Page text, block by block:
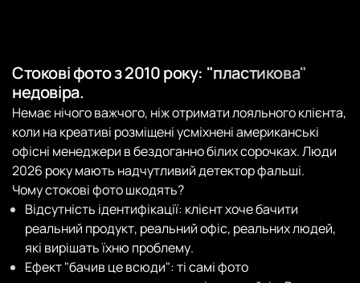
Стокові фото з 2010 року: "пластикова"
недовіра.
Немає нічого важчого, ніж отримати лояльного клієнта,
коли на креативі розміщені усміхнені американські
офісні менеджери в бездоганно білих сорочках. Люди
2026 року мають надчутливий детектор фальші.
Чому стокові фото шкодять?
Відсутність ідентифікації: клієнт хоче бачити
реальний продукт, реальний офіс, реальних людей,
які вирішать їхню проблему.
Ефект "бачив це всюди": ті самі фото